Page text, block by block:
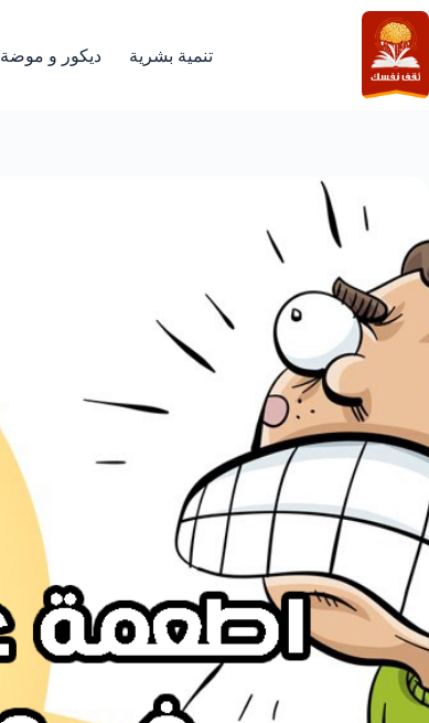
التجاوز
إلى
المحتوى
تنمية بشرية ديكور و موضة